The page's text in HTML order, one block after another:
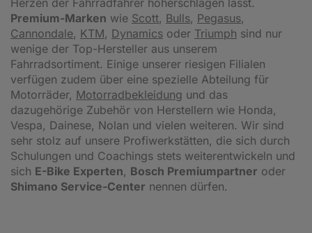
Premium-Marken wie Scott, Bulls, Pegasus,
Cannondale, KTM, Dynamics oder Triumph sind nur
wenige der Top-Hersteller aus unserem
Fahrradsortiment. Einige unserer riesigen Filialen
verfügen zudem über eine spezielle Abteilung für
Motorräder, Motorradbekleidung und das
dazugehörige Zubehör von Herstellern wie Honda,
Vespa, Dainese, Nolan und vielen weiteren. Wir sind
sehr stolz auf unsere Profiwerkstätten, die sich durch
Schulungen und Coachings stets weiterentwickeln und
sich E-Bike Experten, Bosch Premiumpartner oder
Shimano Service-Center nennen dürfen.